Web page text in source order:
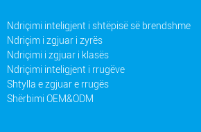
Ndriçimi inteligjent i shtëpisë së brendshme
Ndriçim i zgjuar i zyrës
Ndriçimi i zgjuar i klasës
Ndriçimi inteligjent i rrugëve
Shtylla e zgjuar e rrugës
Shërbimi OEM&ODM